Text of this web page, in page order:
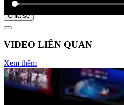
Chia sẻ
VIDEO LIÊN QUAN
Xem thêm